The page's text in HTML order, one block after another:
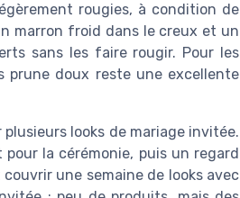
rougies, à condition de
marron froid dans le creux et un
sans les faire rougir. Pour les
prune doux reste une excellente
looks de mariage invitée.
la cérémonie, puis un regard
une semaine de looks avec